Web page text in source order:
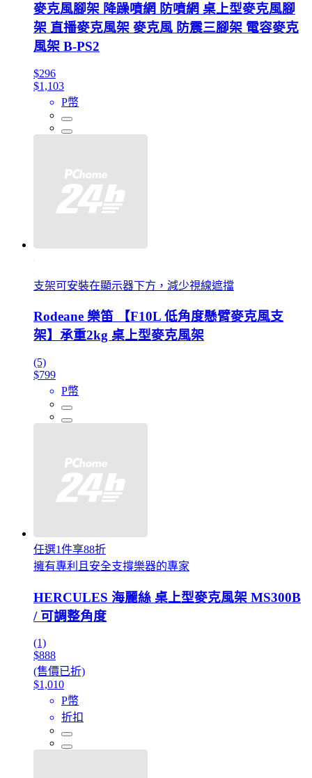
麥克風腳架 降躁噴網 防噴網 桌上型麥克風腳
架 直播麥克風架 麥克風 防震三腳架 電容麥克
風架 B-PS2
$296
$1,103
P幣
支架可安裝在顯示器下方，減少視線遮擋
Rodeane 樂笛 【F10L 低角度懸臂麥克風支
架】承重2kg 桌上型麥克風架
(5)
$799
P幣
任選1件享88折
擁有專利且安全支撐樂器的專家
HERCULES 海麗絲 桌上型麥克風架 MS300B
/ 可調整角度
(1)
$888
(售價已折)
$1,010
P幣
折扣